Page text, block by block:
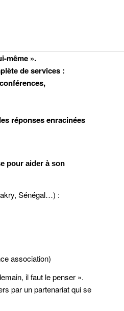
même ».
de services :
réponses enracinées
pour aider à son
Sénégal…) :
association)
il faut le penser ».
par un partenariat qui se